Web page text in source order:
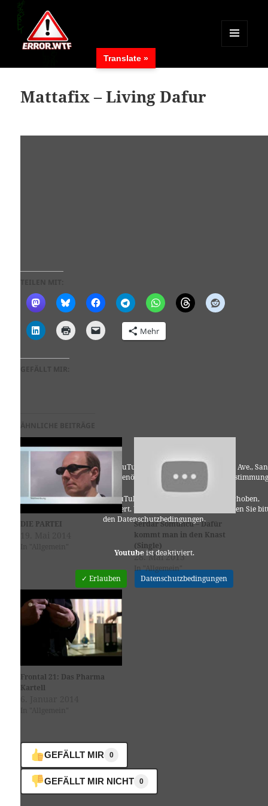
MENÜ
WIDGETS
Mattafix – Living Dafur
Für die Nutzung von YouTube (YouTube, LLC, 901 Cherry Ave., San
Bruno, CA 94066, USA) benötigen wir laut DSGVO Ihre
Es werden seitens YouTube personenbezogene Daten erhoben,
verarbeitet und gespeichert. Welche Daten genau entnehmen Sie
den Datenschutzbedingungen.
Youtubeist deaktiviert.
✓ Erlauben Datenschutzbedingungen
Mehr
DIE PARTEI
Serdar Somuncu – Dafür
kommt man in den Knast
(Single)
28. Mai 2013
In "Allgemein"
Frontal 21: Das Pharma
Kartell
GEFÄLLT MIR 0
GEFÄLLT MIR NICHT 0
Translate »